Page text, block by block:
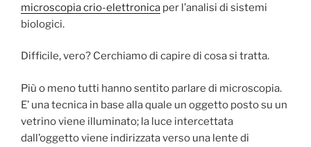
microscopia crio-elettronica per l’analisi di sistemi
biologici.
Difficile, vero? Cerchiamo di capire di cosa si tratta.
Più o meno tutti hanno sentito parlare di microscopia.
E’ una tecnica in base alla quale un oggetto posto su un
vetrino viene illuminato; la luce intercettata
dall’oggetto viene indirizzata verso una lente di